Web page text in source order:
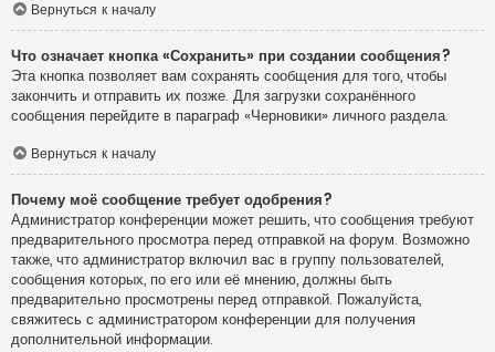
Вернуться к началу
Что означает кнопка «Сохранить» при создании сообщения?
Эта кнопка позволяет вам сохранять сообщения для того, чтобы
закончить и отправить их позже. Для загрузки сохранённого
сообщения перейдите в параграф «Черновики» личного раздела.
Вернуться к началу
Почему моё сообщение требует одобрения?
Администратор конференции может решить, что сообщения требуют
предварительного просмотра перед отправкой на форум. Возможно
также, что администратор включил вас в группу пользователей,
сообщения которых, по его или её мнению, должны быть
предварительно просмотрены перед отправкой. Пожалуйста,
свяжитесь с администратором конференции для получения
дополнительной информации.